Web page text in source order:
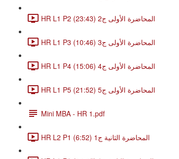
HR L1 P2 المحاضرة الأولى ج2 (23:43)
HR L1 P3 المحاضرة الأولى ج3 (10:46)
HR L1 P4 المحاضرة الأولى ج4 (15:06)
HR L1 P5 المحاضرة الأولى ج5 (21:52)
Mini MBA - HR 1.pdf
HR L2 P1 المحاضرة الثانية ج1 (6:52)